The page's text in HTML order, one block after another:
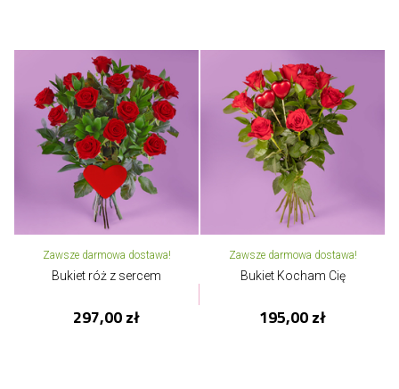
Zawsze darmowa dostawa!
Bukiet róż z sercem
297,00 zł
Zawsze darmowa dostawa!
Bukiet Kocham Cię
195,00 zł